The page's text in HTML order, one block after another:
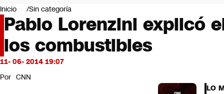
Mundo
Negocios
Deportes
Programas completos
Cultura
Servicios
Bits
CNN Data
Inicio Sin categoría
Pablo Lorenzini explicó
los combustibles
11- 06- 2014 19:07
Por CNN
LO